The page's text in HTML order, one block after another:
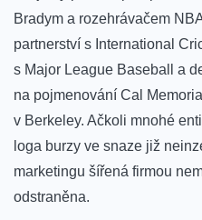
Bradym a rozehrávačem
partnerství s International
s Major League Baseball a
na pojmenování Cal
v Berkeley. Ačkoli mnohé
loga burzy ve snaze již
marketingu šířená firmou
odstraněna.